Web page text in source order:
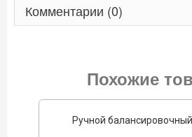
Комментарии (0)
Похожие
Ручной